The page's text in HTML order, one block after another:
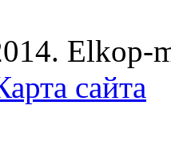
Elkop-
сайта